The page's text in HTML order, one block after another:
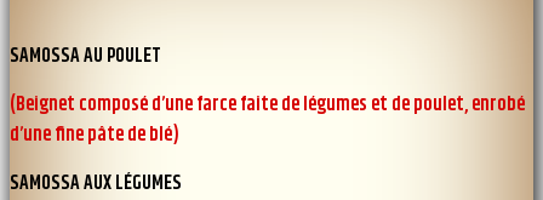
SAMOSSA AU POULET
(Beignet composé d’une farce faite de légumes et de poulet, enrobé
d’une fine pâte de blé)
SAMOSSA AUX LÉGUMES